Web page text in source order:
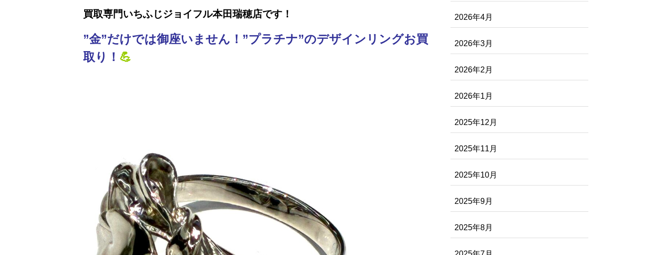
買取専門いちふじジョイフル本田瑞穂店です！
”金”だけでは御座いません！”プラチナ”のデザインリングお買
取り！ 💪
2026年4月
2026年3月
2026年2月
2026年1月
2025年12月
2025年11月
2025年10月
2025年9月
2025年8月